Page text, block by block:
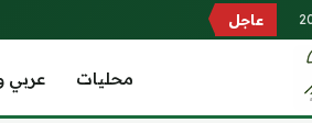
عاجل
محليات عربي